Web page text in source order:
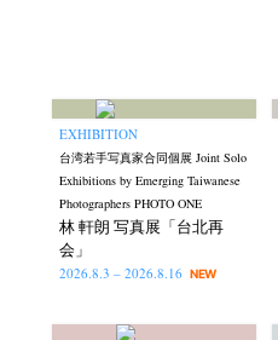
EXHIBITION
台湾若手写真家合同個展 Joint Solo
Exhibitions by Emerging Taiwanese
Photographers PHOTO ONE
林 軒朗 写真展「台北再
会」
2026.8.3 – 2026.8.16 NEW